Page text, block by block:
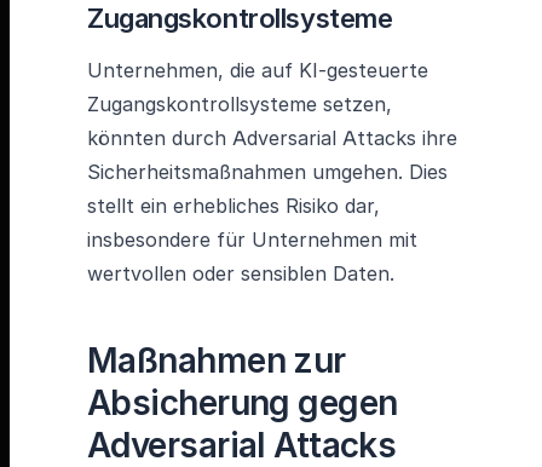
Zugangskontrollsysteme
Unternehmen, die auf KI-gesteuerte
Zugangskontrollsysteme setzen,
könnten durch Adversarial Attacks ihre
Sicherheitsmaßnahmen umgehen. Dies
stellt ein erhebliches Risiko dar,
insbesondere für Unternehmen mit
wertvollen oder sensiblen Daten.
Maßnahmen zur
Absicherung gegen
Adversarial Attacks